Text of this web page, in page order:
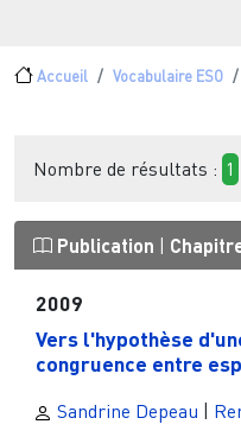
Fil d'Ariane
Accueil Vocabulaire ESO
Nombre de résultats : 1
Publication
2009
Vers l'hypothèse
congruence entre
Sandrine Depeau |